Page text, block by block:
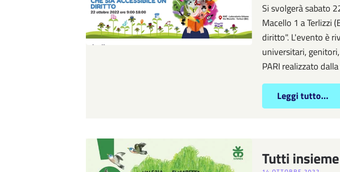
Si svolgerà sabato
Macello 1 a Terlizzi
diritto". L'evento è
universitari,
PARI realizzato
Leggi tutto...
Tutti